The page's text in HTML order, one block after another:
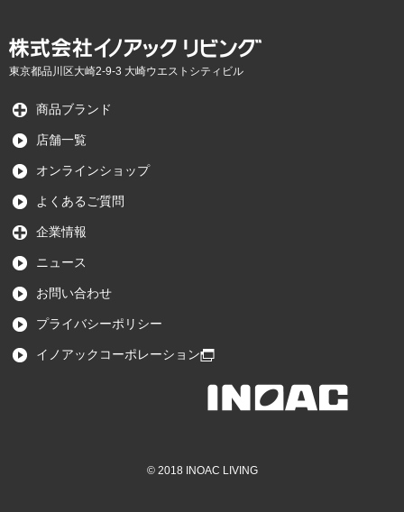
東京都品川区大崎2-9-3 大崎ウエストシティビル
商品ブランド
店舗一覧
オンラインショップ
よくあるご質問
企業情報
ニュース
お問い合わせ
プライバシーポリシー
イノアックコーポレーション
© 2018 INOAC LIVING